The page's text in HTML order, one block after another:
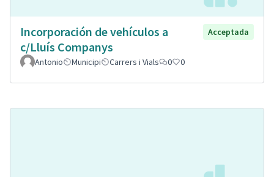
Incorporación de vehículos a
c/Lluís Companys
Acceptada
Antonio Municipi Carrers i Vials 0 0